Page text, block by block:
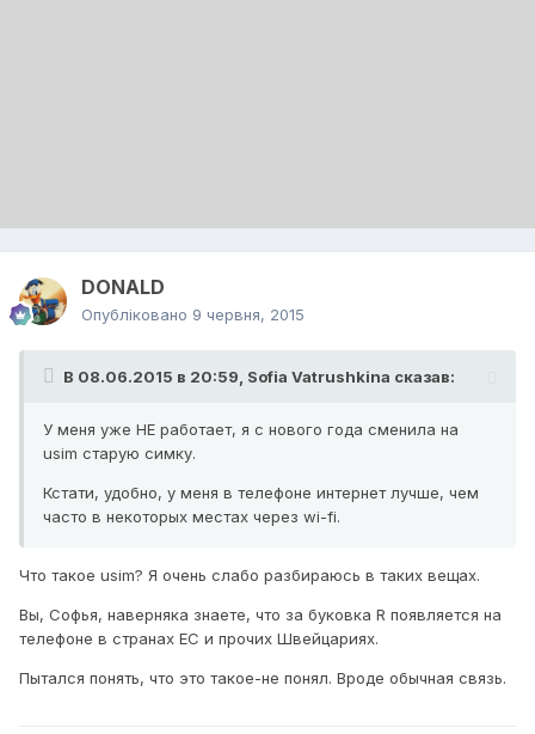
DONALD
Опубліковано 9 червня, 2015
В 08.06.2015 в 20:59, Sofia Vatrushkina сказав:
У меня уже НЕ работает, я с нового года сменила на
usim старую симку.
Кстати, удобно, у меня в телефоне интернет лучше, чем
часто в некоторых местах через wi-fi.
Что такое usim? Я очень слабо разбираюсь в таких вещах.
Вы, Софья, наверняка знаете, что за буковка R появляется на
телефоне в странах ЕС и прочих Швейцариях.
Пытался понять, что это такое-не понял. Вроде обычная связь.